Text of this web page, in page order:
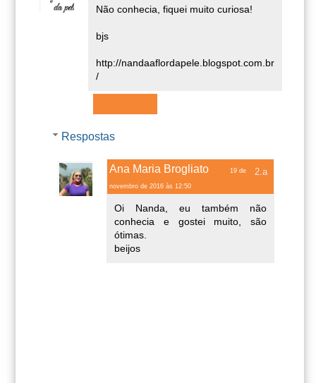
Não conhecia, fiquei muito curiosa!
bjs
http://nandaaflordapele.blogspot.com.br
/
Respostas
Ana Maria Brogliato 19 de
novembro de 2016 às 12:50
Oi Nanda, eu também não
conhecia e gostei muito, são
ótimas.
beijos